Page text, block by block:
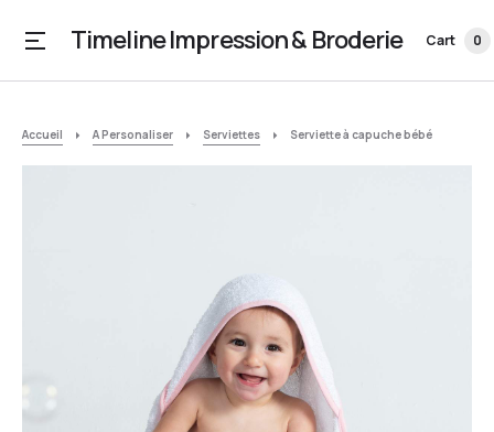
Timeline Impression & Broderie Cart 0
Accueil A Personaliser Serviettes Serviette à capuche bébé